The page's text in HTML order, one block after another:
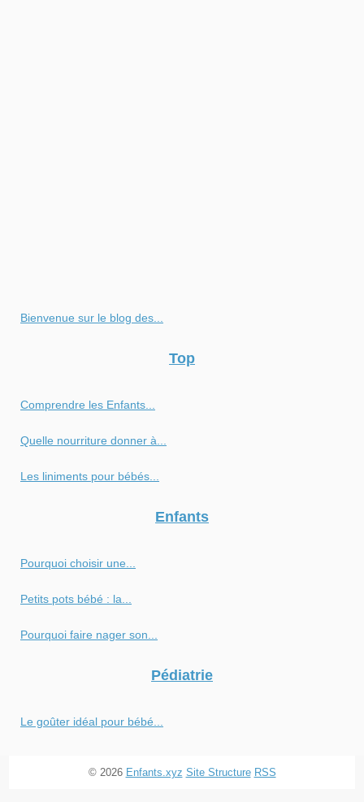
Bienvenue sur le blog des...
Top
Comprendre les Enfants...
Quelle nourriture donner à...
Les liniments pour bébés...
Enfants
Pourquoi choisir une...
Petits pots bébé : la...
Pourquoi faire nager son...
Pédiatrie
Le goûter idéal pour bébé...
© 2026 Enfants.xyz Site Structure RSS